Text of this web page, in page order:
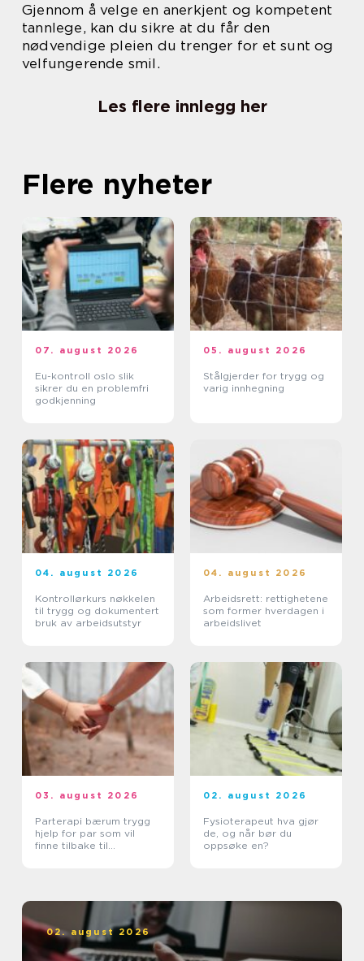
Gjennom å velge en anerkjent og kompetent
tannlege, kan du sikre at du får den
nødvendige pleien du trenger for et sunt og
velfungerende smil.
Les flere innlegg her
Flere nyheter
07. august 2026
Eu-kontroll oslo slik
sikrer du en problemfri
godkjenning
05. august 2026
Stålgjerder for trygg og
varig innhegning
04. august 2026
Kontrollørkurs nøkkelen
til trygg og dokumentert
bruk av arbeidsutstyr
04. august 2026
Arbeidsrett: rettighetene
som former hverdagen i
arbeidslivet
03. august 2026
Parterapi bærum trygg
hjelp for par som vil
finne tilbake til
02. august 2026
Fysioterapeut hva gjør
de, og når bør du
oppsøke en?
02. august 2026